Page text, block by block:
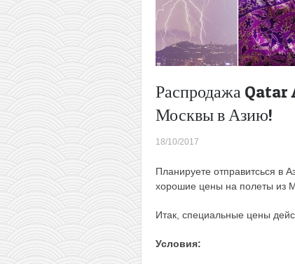
Распродажа Qatar
Москвы в Азию!
18/10/2017
Планируете отправитсься в
хорошие цены на полеты из
Итак, специальные цены
Условия: